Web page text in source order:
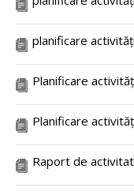
planificare
Planificare
Planificare
Raport de